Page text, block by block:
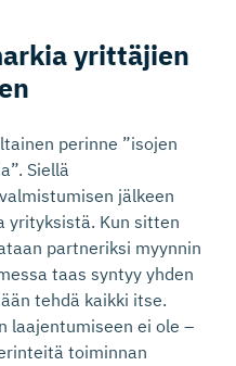
yrittäjien
perinne ”isojen
Siellä
jälkeen
yrityksistä. Kun sitten
partneriksi myynnin
taas syntyy yhden
tehdä kaikki itse.
laajentumiseen ei ole –
toiminnan